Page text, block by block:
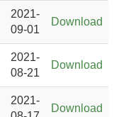
2021-
09-01
Download
2021-
08-21
Download
2021-
Download